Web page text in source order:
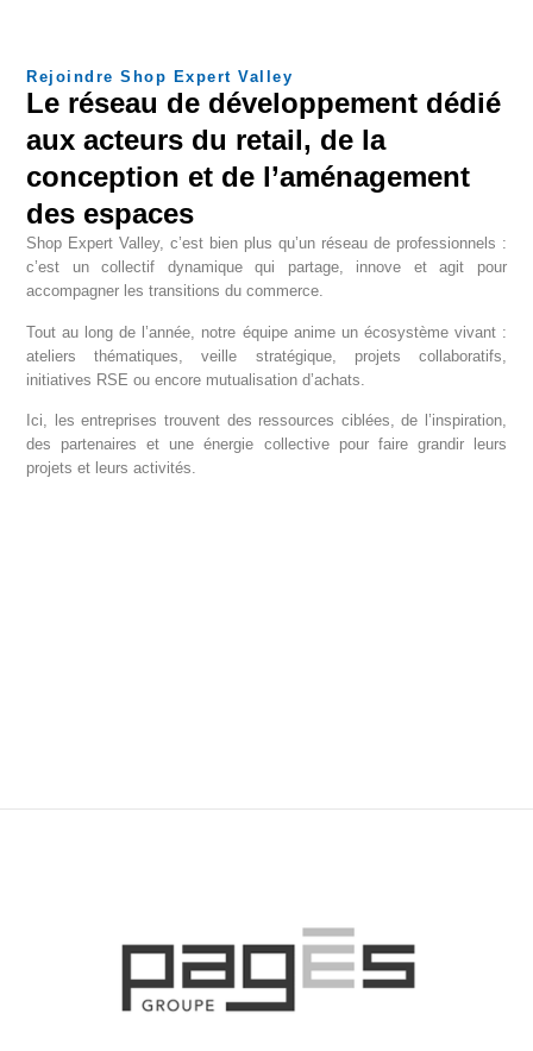
Rejoindre Shop Expert Valley
Le réseau de développement dédié
aux acteurs du retail, de la
conception et de l’aménagement
des espaces
Shop Expert Valley, c’est bien plus qu’un réseau de professionnels :
c’est un collectif dynamique qui partage, innove et agit pour
accompagner les transitions du commerce.
Tout au long de l’année, notre équipe anime un écosystème vivant :
ateliers thématiques, veille stratégique, projets collaboratifs,
initiatives RSE ou encore mutualisation d’achats.
Ici, les entreprises trouvent des ressources ciblées, de l’inspiration,
des partenaires et une énergie collective pour faire grandir leurs
projets et leurs activités.